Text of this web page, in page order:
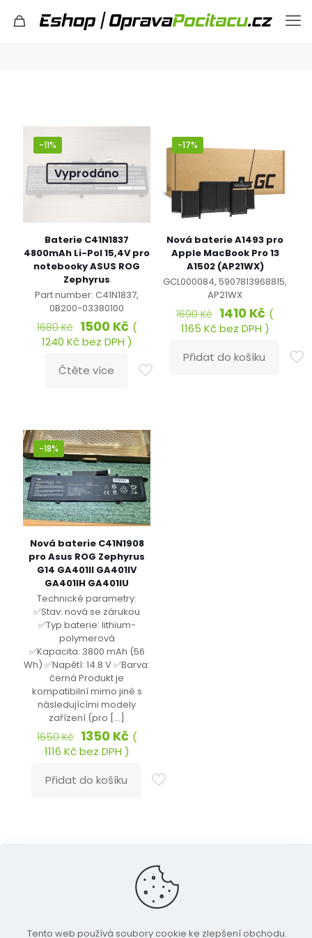
-11%
Vyprodáno
Baterie C41N1837
4800mAh Li-Pol 15,4V pro
notebooky ASUS ROG
Zephyrus
Part number: C41N1837,
0B200-03380100
1680Kč Původní
cena
1680 Kč.
1500 KčAktuální
cena
je:
1500 Kč.
(
1240 Kčbez DPH )
Čtěte více
-17%
Nová baterie A1493 pro
Apple MacBook Pro 13
A1502 (AP21WX)
GCL000084, 5907813968815,
AP21WX
1690Kč Původní
cena
1690 Kč.
1410 Kč
cena
je:
1410 Kč.
(
1165 Kčbez DPH )
Přidat do košíku
-18%
Nová baterie C41N1908
pro Asus ROG Zephyrus
G14 GA401II GA401IV
GA401IH GA401IU
Technické parametry:
✅Stav: nová se zárukou
✅Typ baterie: lithium-
polymerová
✅Kapacita: 3800 mAh (56
Wh) ✅Napětí: 14.8 V ✅Barva:
černá Produkt je
kompatibilní mimo jiné s
následujícími modely
zařízení (pro […]
1650Kč Původní
cena
1650 Kč.
1350 KčAktuální
cena
1350 Kč.
(
1116 Kčbez DPH )
Přidat do košíku
© 2024 Eshop.OpravaPocitacu.cz
Kontakt
Reklamace a vrácení
Můj účet
Tento web používá soubory cookie ke zlepšení obchodu.